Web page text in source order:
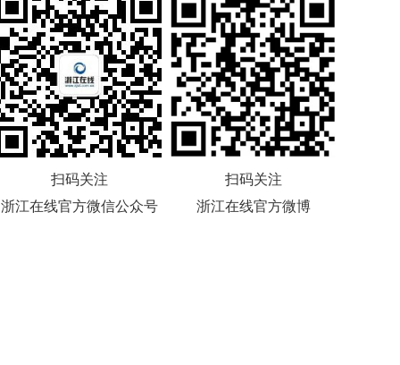
扫码关注
浙江在线官方微信公众号
扫码关注
浙江在线官方微博